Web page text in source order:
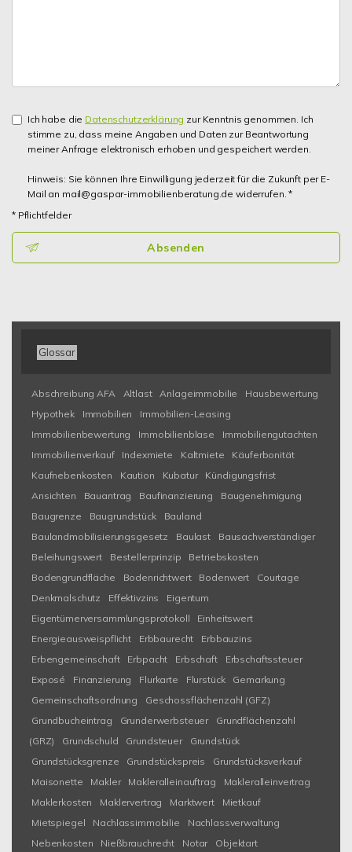
Ich habe die Datenschutzerklärung zur Kenntnis genommen. Ich
stimme zu, dass meine Angaben und Daten zur Beantwortung
meiner Anfrage elektronisch erhoben und gespeichert werden.
Hinweis: Sie können Ihre Einwilligung jederzeit für die Zukunft per E-
Mail an mail@gaspar-immobilienberatung.de widerrufen. *
* Pflichtfelder
Absenden
Glossar
Abschreibung AFA Altlast Anlageimmobilie
Hausbewertung
Hypothek
Immobilien
Immobilien-Leasing
Immobilienbewertung
Immobilienblase
Immobiliengutachten
Immobilienverkauf
Indexmiete Kaltmiete
Käuferbonität
Kaufnebenkosten
Kaution Kubatur
Kündigungsfrist
Ansichten
Bauantrag Baufinanzierung
Baugenehmigung
Baugrenze
Baugrundstück
Bauland
Baulandmobilisierungsgesetz
Baulast
Bausachverständiger
Beleihungswert
Bestellerprinzip
Betriebskosten
Bodengrundfläche
Bodenrichtwert Bodenwert
Courtage
Denkmalschutz
Effektivzins
Eigentum
Eigentümerversammlungsprotokoll
Einheitswert
Energieausweispflicht
Erbbaurecht
Erbbauzins
Erbengemeinschaft
Erbpacht Erbschaft
Erbschaftssteuer
Exposé
Finanzierung Flurkarte Flurstück
Gemarkung
Gemeinschaftsordnung
Geschossflächenzahl (GFZ)
Grundbucheintrag
Grunderwerbsteuer
Grundflächenzahl
(GRZ)
Grundschuld Grundsteuer
Grundstück
Grundstücksgrenze
Grundstückspreis
Grundstücksverkauf
Maisonette
Makler Makleralleinauftrag
Makleralleinvertrag
Maklerkosten
Maklervertrag Marktwert
Mietkauf
Mietspiegel
Nachlassimmobilie
Nachlassverwaltung
Nebenkosten
Nießbrauchrecht Notar
Objektart